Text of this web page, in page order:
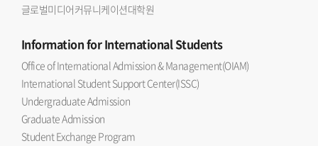
글로벌미디어커뮤니케이션대학원
Informationfor International Students
Office of International Admission & Management(OIAM)
International Student Support Center(ISSC)
Undergraduate Admission
Graduate Admission
Student Exchange Program